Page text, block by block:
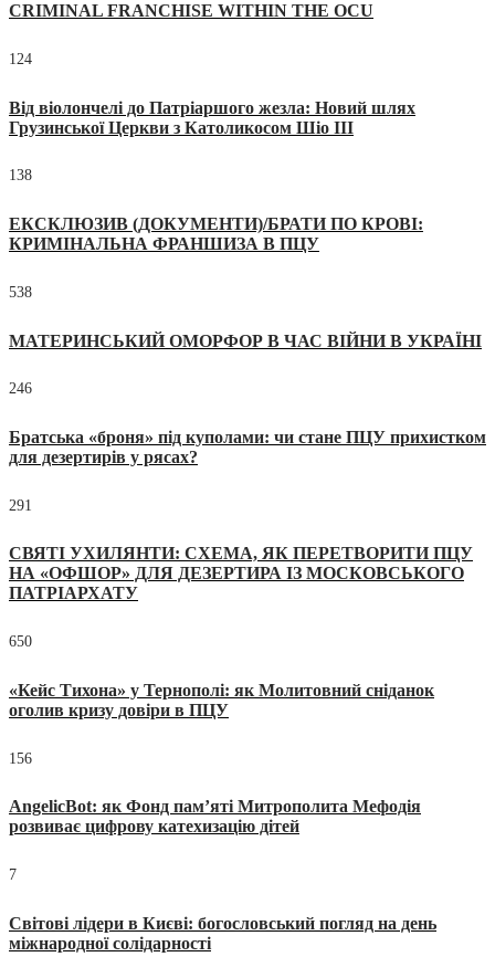
CRIMINAL FRANCHISE WITHIN THE OCU
124
Від віолончелі до Патріаршого жезла: Новий шлях
Грузинської Церкви з Католикосом Шіо III
138
ЕКСКЛЮЗИВ (ДОКУМЕНТИ)/БРАТИ ПО КРОВІ:
КРИМІНАЛЬНА ФРАНШИЗА В ПЦУ
538
МАТЕРИНСЬКИЙ ОМОРФОР В ЧАС ВІЙНИ В УКРАЇНІ
246
Братська «броня» під куполами: чи стане ПЦУ прихистком
для дезертирів у рясах?
291
СВЯТІ УХИЛЯНТИ: СХЕМА, ЯК ПЕРЕТВОРИТИ ПЦУ
НА «ОФШОР» ДЛЯ ДЕЗЕРТИРА ІЗ МОСКОВСЬКОГО
ПАТРІАРХАТУ
650
«Кейс Тихона» у Тернополі: як Молитовний сніданок
оголив кризу довіри в ПЦУ
156
AngelicBot: як Фонд пам’яті Митрополита Мефодія
розвиває цифрову катехизацію дітей
7
Світові лідери в Києві: богословський погляд на день
міжнародної солідарності